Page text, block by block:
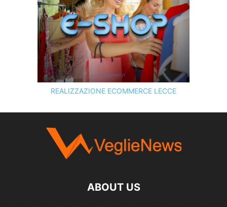
REALIZZAZIONE ECOMMERCE LECCE
SCOPRI I SERVIZI DIKINGART.IT
ABOUT US